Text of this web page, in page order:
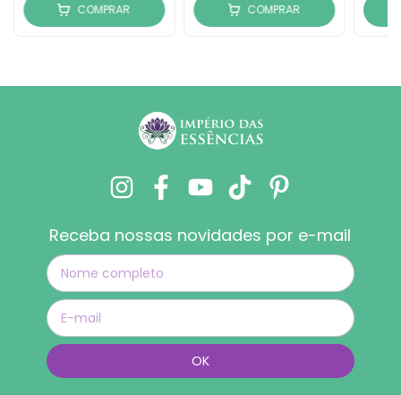
COMPRAR COMPRAR
Receba nossas novidades por e-mail